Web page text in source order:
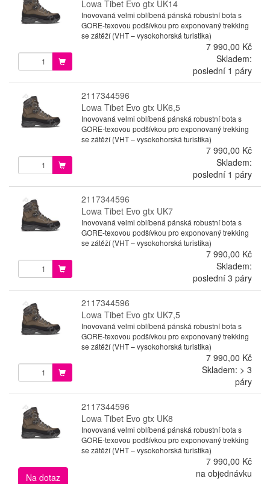
Lowa Tibet Evo gtx UK14
Inovovaná velmi oblíbená pánská robustní bota s
GORE-texovou podšívkou pro exponovaný trekking
se zátěží (VHT – vysokohorská turistika)
7 990,00 Kč
Skladem:
poslední 1 páry
2117344596
Lowa Tibet Evo gtx UK6,5
Inovovaná velmi oblíbená pánská robustní bota s
GORE-texovou podšívkou pro exponovaný trekking
se zátěží (VHT – vysokohorská turistika)
7 990,00 Kč
Skladem:
poslední 1 páry
2117344596
Lowa Tibet Evo gtx UK7
Inovovaná velmi oblíbená pánská robustní bota s
GORE-texovou podšívkou pro exponovaný trekking
se zátěží (VHT – vysokohorská turistika)
7 990,00 Kč
Skladem:
poslední 3 páry
2117344596
Lowa Tibet Evo gtx UK7,5
Inovovaná velmi oblíbená pánská robustní bota s
GORE-texovou podšívkou pro exponovaný trekking
se zátěží (VHT – vysokohorská turistika)
7 990,00 Kč
Skladem: > 3
páry
2117344596
Lowa Tibet Evo gtx UK8
Inovovaná velmi oblíbená pánská robustní bota s
GORE-texovou podšívkou pro exponovaný trekking
se zátěží (VHT – vysokohorská turistika)
7 990,00 Kč
Na dotaz
na objednávku